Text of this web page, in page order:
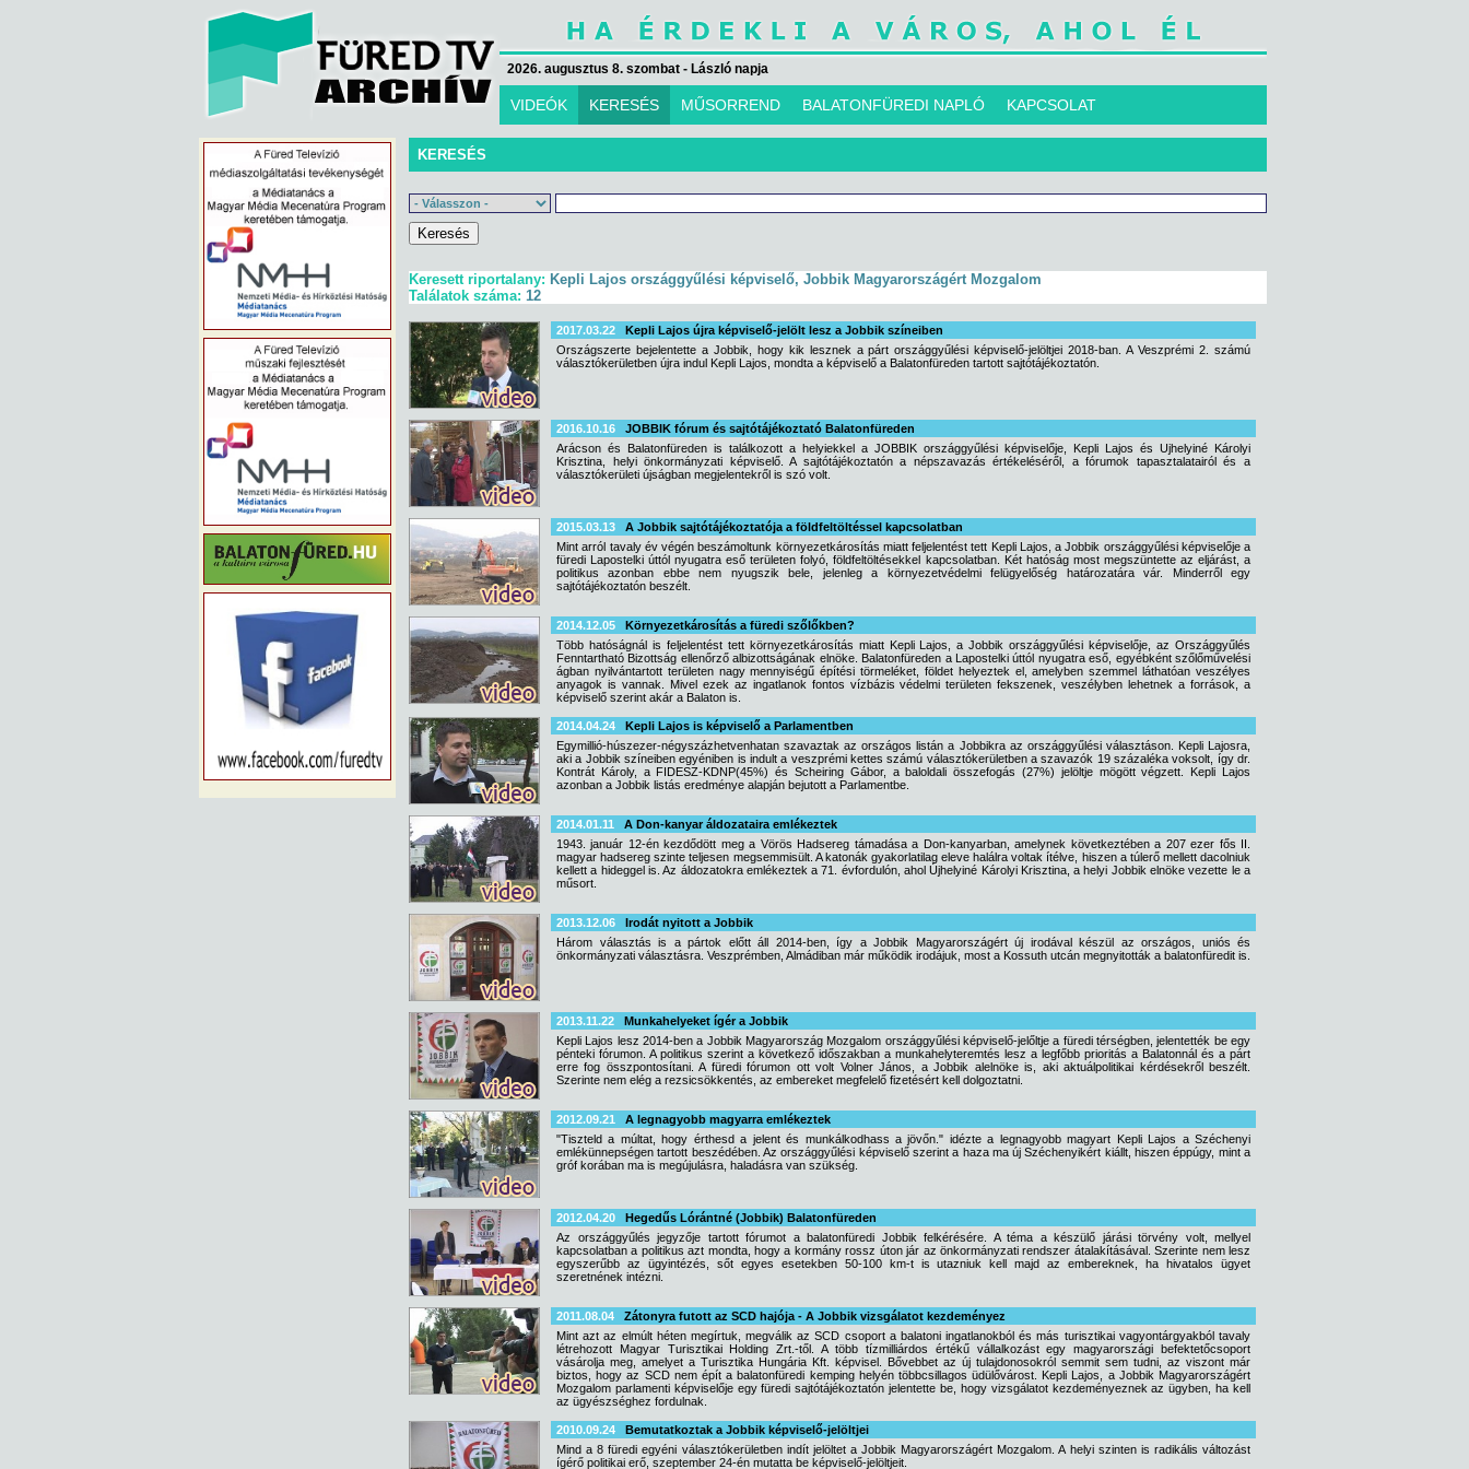
2026. augusztus 8. szombat - László napja
VIDEÓK KERESÉS MŰSORREND BALATONFÜREDI NAPLÓ KAPCSOLAT
KERESÉS
Keresett riportalany: Kepli Lajos országgyűlési képviselő, Jobbik Magyarországért Mozgalom
Találatok száma: 12
2017.03.22
Kepli Lajos újra képviselő-jelölt lesz a Jobbik színeiben
Országszerte bejelentette a Jobbik, hogy kik lesznek a párt országgyűlési képviselő-jelöltjei 2018-ban. A Veszprémi 2. számú
választókerületben újra indul Kepli Lajos, mondta a képviselő a Balatonfüreden tartott sajtótájékoztatón.
2016.10.16
JOBBIK fórum és sajtótájékoztató Balatonfüreden
Arácson és Balatonfüreden is találkozott a helyiekkel a JOBBIK országgyűlési képviselője, Kepli Lajos és Ujhelyiné Károlyi
Krisztina, helyi önkormányzati képviselő. A sajtótájékoztatón a népszavazás értékeléséről, a fórumok tapasztalatairól és a
választókerületi újságban megjelentekről is szó volt.
2015.03.13
A Jobbik sajtótájékoztatója a földfeltöltéssel kapcsolatban
Mint arról tavaly év végén beszámoltunk környezetkárosítás miatt feljelentést tett Kepli Lajos, a Jobbik országgyűlési képviselője a
füredi Lapostelki úttól nyugatra eső területen folyó, földfeltöltésekkel kapcsolatban. Két hatóság most megszüntette az eljárást, a
politikus azonban ebbe nem nyugszik bele, jelenleg a környezetvédelmi felügyelőség határozatára vár. Minderről egy
sajtótájékoztatón beszélt.
2014.12.05
Környezetkárosítás a füredi szőlőkben?
Több hatóságnál is feljelentést tett környezetkárosítás miatt Kepli Lajos, a Jobbik országgyűlési képviselője, az Országgyűlés
Fenntartható Bizottság ellenőrző albizottságának elnöke. Balatonfüreden a Lapostelki úttól nyugatra eső, egyébként szőlőművelési
ágban nyilvántartott területen nagy mennyiségű építési törmeléket, földet helyeztek el, amelyben szemmel láthatóan veszélyes
anyagok is vannak. Mivel ezek az ingatlanok fontos vízbázis védelmi területen fekszenek, veszélyben lehetnek a források, a
képviselő szerint akár a Balaton is.
2014.04.24
Kepli Lajos is képviselő a Parlamentben
Egymillió-húszezer-négyszázhetvenhatan szavaztak az országos listán a Jobbikra az országgyűlési választáson. Kepli Lajosra,
aki a Jobbik színeiben egyéniben is indult a veszprémi kettes számú választókerületben a szavazók 19 százaléka voksolt, így dr.
Kontrát Károly, a FIDESZ-KDNP(45%) és Scheiring Gábor, a baloldali összefogás (27%) jelöltje mögött végzett. Kepli Lajos
azonban a Jobbik listás eredménye alapján bejutott a Parlamentbe.
2014.01.11
A Don-kanyar áldozataira emlékeztek
1943. január 12-én kezdődött meg a Vörös Hadsereg támadása a Don-kanyarban, amelynek következtében a 207 ezer fős II.
magyar hadsereg szinte teljesen megsemmisült. A katonák gyakorlatilag eleve halálra voltak ítélve, hiszen a túlerő mellett dacolniuk
kellett a hideggel is. Az áldozatokra emlékeztek a 71. évfordulón, ahol Újhelyiné Károlyi Krisztina, a helyi Jobbik elnöke vezette le a
műsort.
2013.12.06
Irodát nyitott a Jobbik
Három választás is a pártok előtt áll 2014-ben, így a Jobbik Magyarországért új irodával készül az országos, uniós és
önkormányzati választásra. Veszprémben, Almádiban már működik irodájuk, most a Kossuth utcán megnyitották a balatonfüredit is.
2013.11.22
Munkahelyeket ígér a Jobbik
Kepli Lajos lesz 2014-ben a Jobbik Magyarország Mozgalom országgyűlési képviselő-jelőltje a füredi térségben, jelentették be egy
pénteki fórumon. A politikus szerint a következő időszakban a munkahelyteremtés lesz a legfőbb prioritás a Balatonnál és a párt
erre fog összpontosítani. A füredi fórumon ott volt Volner János, a Jobbik alelnöke is, aki aktuálpolitikai kérdésekről beszélt.
Szerinte nem elég a rezsicsökkentés, az embereket megfelelő fizetésért kell dolgoztatni.
2012.09.21
A legnagyobb magyarra emlékeztek
"Tiszteld a múltat, hogy érthesd a jelent és munkálkodhass a jövőn." idézte a legnagyobb magyart Kepli Lajos a Széchenyi
emlékünnepségen tartott beszédében. Az országgyűlési képviselő szerint a haza ma új Széchenyikért kiállt, hiszen éppúgy, mint a
gróf korában ma is megújulásra, haladásra van szükség.
2012.04.20
Hegedűs Lórántné (Jobbik) Balatonfüreden
Az országgyűlés jegyzője tartott fórumot a balatonfüredi Jobbik felkérésére. A téma a készülő járási törvény volt, mellyel
kapcsolatban a politikus azt mondta, hogy a kormány rossz úton jár az önkormányzati rendszer átalakításával. Szerinte nem lesz
egyszerűbb az ügyintézés, sőt egyes esetekben 50-100 km-t is utazniuk kell majd az embereknek, ha hivatalos ügyet
szeretnének intézni.
2011.08.04
Zátonyra futott az SCD hajója - A Jobbik vizsgálatot kezdeményez
Mint azt az elmúlt héten megírtuk, megválik az SCD csoport a balatoni ingatlanokból és más turisztikai vagyontárgyakból tavaly
létrehozott Magyar Turisztikai Holding Zrt.-től. A több tízmilliárdos értékű vállalkozást egy magyarországi befektetőcsoport
vásárolja meg, amelyet a Turisztika Hungária Kft. képvisel. Bővebbet az új tulajdonosokról semmit sem tudni, az viszont már
biztos, hogy az SCD nem épít a balatonfüredi kemping helyén többcsillagos üdülővárost. Kepli Lajos, a Jobbik Magyarországért
Mozgalom parlamenti képviselője egy füredi sajtótájékoztatón jelentette be, hogy vizsgálatot kezdeményeznek az ügyben, ha kell
az ügyészséghez fordulnak.
2010.09.24
Bemutatkoztak a Jobbik képviselő-jelöltjei
Mind a 8 füredi egyéni választókerületben indít jelöltet a Jobbik Magyarországért Mozgalom. A helyi szinten is radikális változást
ígérő politikai erő, szeptember 24-én mutatta be képviselő-jelöltjeit.